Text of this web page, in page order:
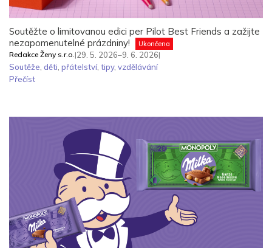
Soutěžte o limitovanou edici per Pilot Best Friends a zažijte
nezapomenutelné prázdniny!
Ukončena
Redakce Ženy s.r.o.|29. 5. 2026–9. 6. 2026|
Soutěže děti přátelství, tipy, vzdělávání
Přečíst